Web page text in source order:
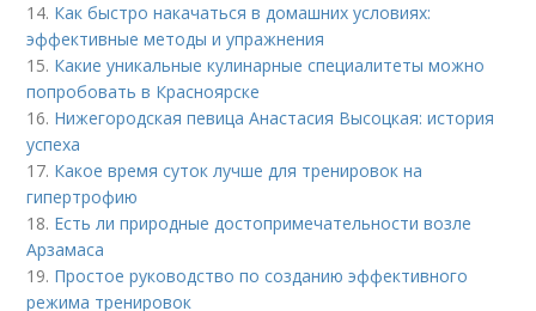
14. Как быстро накачаться в домашних условиях:
эффективные методы и упражнения
15. Какие уникальные кулинарные специалитеты можно
попробовать в Красноярске
16. Нижегородская певица Анастасия Высоцкая: история
успеха
17. Какое время суток лучше для тренировок на
гипертрофию
18. Есть ли природные достопримечательности возле
Арзамаса
19. Простое руководство по созданию эффективного
режима тренировок